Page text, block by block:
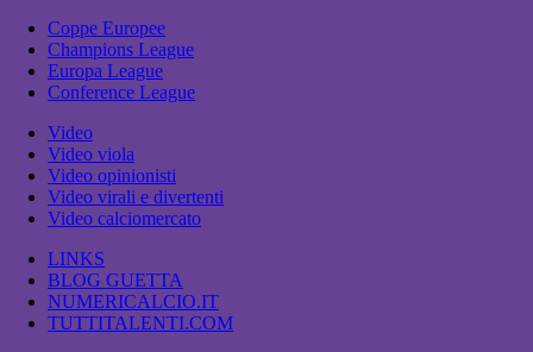
Coppe Europee
Champions League
Europa League
Conference League
Video
Video viola
Video opinionisti
Video virali e divertenti
Video calciomercato
LINKS
BLOG GUETTA
NUMERICALCIO.IT
TUTTITALENTI.COM